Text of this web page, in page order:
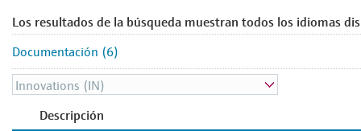
Los resultados de la búsqueda muestran todos los idiomas
Documentación (6)
Descripción